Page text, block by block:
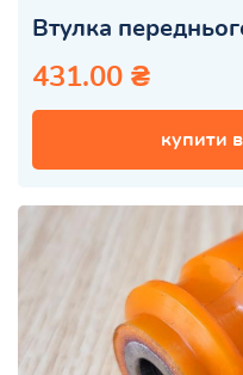
Втулка
431.00 ₴
купити